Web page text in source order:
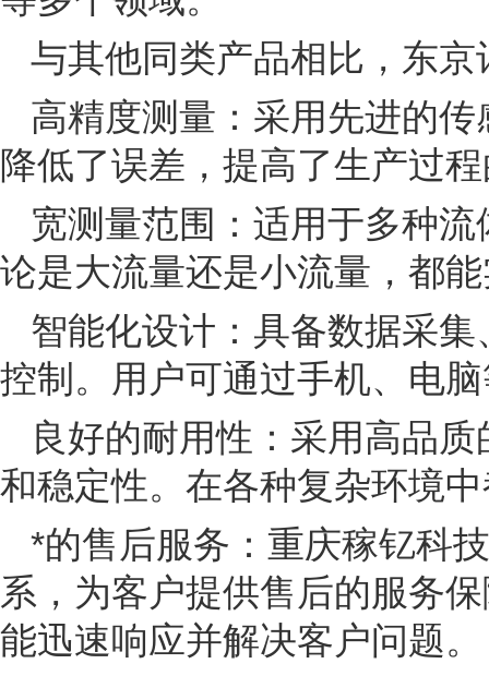
与其他同类产品相比，东
高精度测量：采用先进的
降低了误差，提高了生产过
宽测量范围：适用于多种
论是大流量还是小流量，都
智能化设计：具备数据采
控制。用户可通过手机、电
良好的耐用性：采用高品
和稳定性。在各种复杂环境
*的售后服务：重庆稼钇科
系，为客户提供售后的服务
能迅速响应并解决客户问题。